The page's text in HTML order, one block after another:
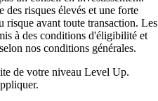
risques élevés et une forte
avant toute transaction. Les
à des conditions d'éligibilité et
nos conditions générales.
de votre niveau Level Up.